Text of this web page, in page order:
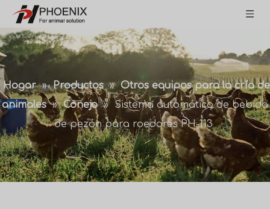
Hogar » Productos » Otros equipos para la cría de
animales » Conejo » Sistema automático de bebida
de pezón para roedores PH-113